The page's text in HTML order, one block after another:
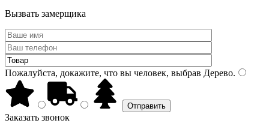
Вызвать замерщика
Пожалуйста, докажите, что вы человек, выбрав Дерево.
Заказать звонок